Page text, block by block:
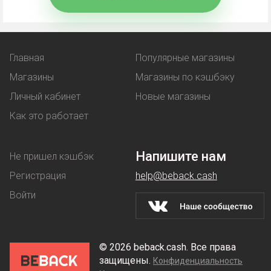
услугу, предоставляемая бонусом -
например, бесплатная доставка.
Купонработает аналогичным образом - при его
использовании клиент покупает товар по
сниженной стоимости.
магазины предоставляют на разных
выгоды, но учтите, что промокоды или купоны
Главная
Магазины
Личный кабинет
Как это работает
Популярные магазины
Магазины по кэшбэку
Новые магазины
Не пришел кэшбэк
Регистрация
Войти
Напишите нам
help@beback.cash
© 2026 beback.cash. Все права
защищены. Конфиденциальность